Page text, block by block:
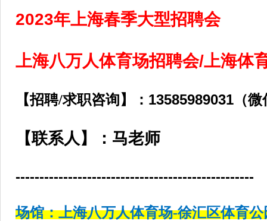
2023年上海春季大型招聘会
上海八万人体育场招聘会/上海体
【招聘/求职咨询】： 13585989031（
【联系人】：马老师
--------------------------------------------------
场馆：上海八万人体育场-徐汇区体育